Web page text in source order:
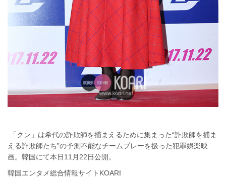
「クン」は希代の詐欺師を捕まえるために集まった“詐欺師を捕ま
える詐欺師たち”の予測不能なチームプレーを扱った犯罪娯楽映
画。韓国にて本日11月22日公開。
韓国エンタメ総合情報サイトKOARI